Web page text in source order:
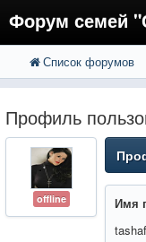
Форум семей
FAQ
Регистрация
Вход
Список форумов
Профиль
offline
Имя